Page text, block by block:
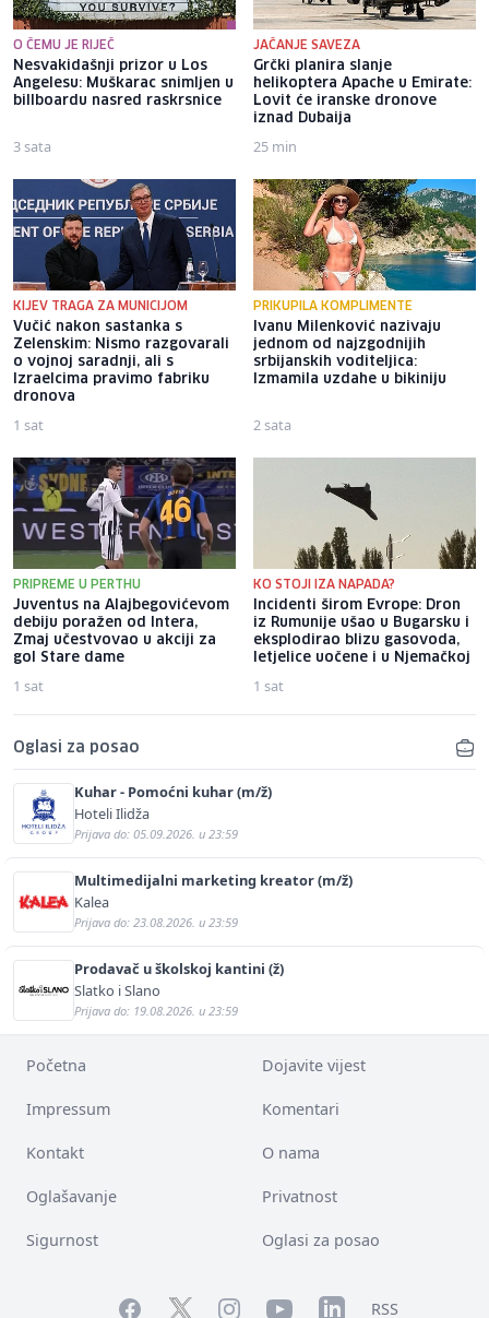
O ČEMU JE RIJEČ
Nesvakidašnji prizor u Los
Angelesu: Muškarac snimljen u
billboardu nasred raskrsnice
3 sata
JAČANJE SAVEZA
Grčki planira slanje
helikoptera Apache u Emirate:
Lovit će iranske dronove
iznad Dubaija
25 min
KIJEV TRAGA ZA MUNICIJOM
Vučić nakon sastanka s
Zelenskim: Nismo razgovarali
o vojnoj saradnji, ali s
Izraelcima pravimo fabriku
dronova
1 sat
PRIKUPILA KOMPLIMENTE
Ivanu Milenković nazivaju
jednom od najzgodnijih
srbijanskih voditeljica:
Izmamila uzdahe u bikiniju
2 sata
PRIPREME U PERTHU
Juventus na Alajbegovićevom
debiju poražen od Intera,
Zmaj učestvovao u akciji za
gol Stare dame
1 sat
KO STOJI IZA NAPADA?
Incidenti širom Evrope: Dron
iz Rumunije ušao u Bugarsku i
eksplodirao blizu gasovoda,
letjelice uočene i u Njemačkoj
1 sat
Oglasi za posao
Kuhar - Pomoćni kuhar (m/ž)
Hoteli Ilidža
Prijava do: 05.09.2026. u 23:59
Multimedijalni marketing kreator (m/ž)
Kalea
Prijava do: 23.08.2026. u 23:59
Prodavač u školskoj kantini (ž)
Slatko i Slano
Prijava do: 19.08.2026. u 23:59
Početna Dojavite vijest
Impressum Komentari
Kontakt O nama
Oglašavanje Privatnost
Sigurnost Oglasi za posao
FacebookTwitterInstagramYouTubeLinkedInRSS